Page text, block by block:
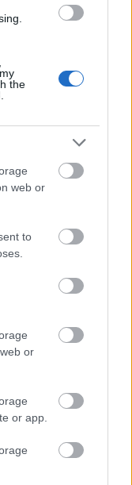
the
web or
to
or
or app.
az
lett
harcos kultúrát
de az eltelt
a lázadók
nem
klingon
szándéka volt,
kitörésében
Gorkon híve
segítséget a
IKS Dakronh egy
amely
is